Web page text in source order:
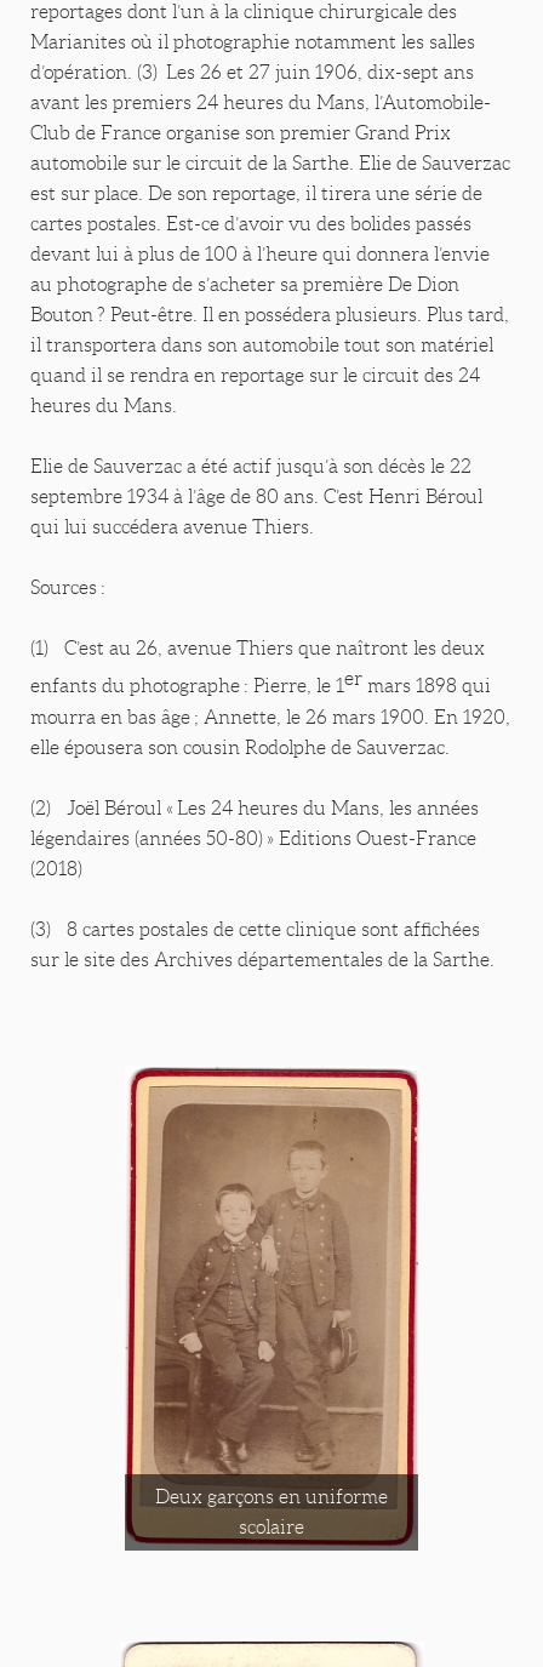
reportages dont l’un à la clinique chirurgicale des
Marianites où il photographie notamment les salles
d’opération. (3) Les 26 et 27 juin 1906, dix-sept ans
avant les premiers 24 heures du Mans, l’Automobile-
Club de France organise son premier Grand Prix
automobile sur le circuit de la Sarthe. Elie de Sauverzac
est sur place. De son reportage, il tirera une série de
cartes postales. Est-ce d’avoir vu des bolides passés
devant lui à plus de 100 à l’heure qui donnera l’envie
au photographe de s’acheter sa première De Dion
Bouton ? Peut-être. Il en possédera plusieurs. Plus tard,
il transportera dans son automobile tout son matériel
quand il se rendra en reportage sur le circuit des 24
heures du Mans.
Elie de Sauverzac a été actif jusqu’à son décès le 22
septembre 1934 à l’âge de 80 ans. C’est Henri Béroul
qui lui succédera avenue Thiers.
Sources :
(1) C’est au 26, avenue Thiers que naîtront les deux
enfants du photographe : Pierre, le 1er mars 1898 qui
mourra en bas âge ; Annette, le 26 mars 1900. En 1920,
elle épousera son cousin Rodolphe de Sauverzac.
(2) Joël Béroul « Les 24 heures du Mans, les années
légendaires (années 50-80) » Editions Ouest-France
(2018)
(3) 8 cartes postales de cette clinique sont affichées
sur le site des Archives départementales de la Sarthe.
Deux garçons en uniforme
scolaire